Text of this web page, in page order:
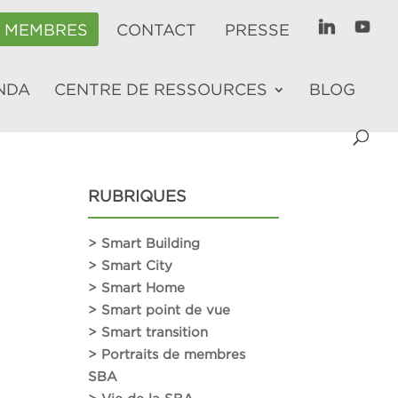
MEMBRES CONTACT PRESSE
CENTRE DE RESSOURCES BLOG
RUBRIQUES
> Smart Building
> Smart City
> Smart Home
> Smart point de vue
> Smart transition
> Portraits de membres
SBA